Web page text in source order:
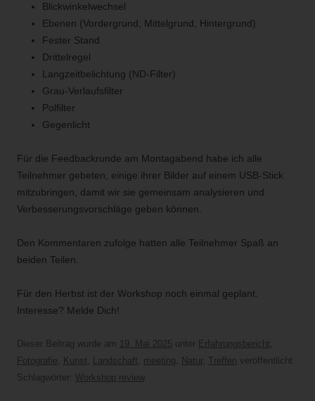
Blickwinkelwechsel
Ebenen (Vordergrund, Mittelgrund, Hintergrund)
Fester Stand
Drittelregel
Langzeitbelichtung (ND-Filter)
Grau-Verlaufsfilter
Polfilter
Gegenlicht
Für die Feedbackrunde am Montagabend habe ich alle
Teilnehmer gebeten, einige ihrer Bilder auf einem USB-Stick
mitzubringen, damit wir sie gemeinsam analysieren und
Verbesserungsvorschläge geben können.
Den Kommentaren zufolge hatten alle Teilnehmer Spaß an
beiden Teilen.
Für den Herbst ist der Workshop noch einmal geplant.
Interesse? Melde Dich!
Dieser Beitrag wurde am 19. Mai 2025 unter Erfahrungsbericht
Fotografie
Kunst Landschaft meeting Natur, Treffen veröffentlicht.
Schlagwörter: Workshop review.